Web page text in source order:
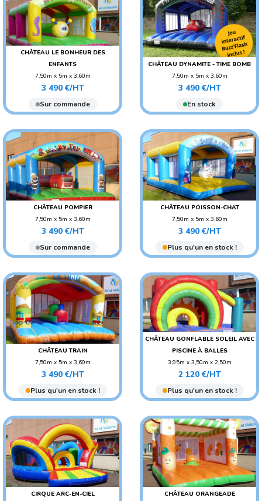
CHÂTEAU LE BONHEUR DES
ENFANTS
7,50m x 5m x 3,60m
POIDS : 180 KG
AGE CONSEILLÉ : ENFANT
Prix
3 490 €/HT
Sur commande
CHÂTEAU DYNAMITE - TIME BOMB
7,50m x 5m x 3,60m
POIDS : 180 KG
AGE CONSEILLÉ :
ADO/ADULTE
Prix
3 490 €/HT
En stock
CHÂTEAU POMPIER
7,50m x 5m x 3,60m
POIDS : 180 KG
AGE CONSEILLÉ : ENFANT
Prix
3 490 €/HT
Sur commande
CHÂTEAU POISSON-CHAT
7,50m x 5m x 3,60m
POIDS : 180 KG
AGE CONSEILLÉ : ENFANT
Prix
3 490 €/HT
Plus qu'un en stock !
CHÂTEAU TRAIN
7,50m x 5m x 3,60m
POIDS : 180 KG
AGE CONSEILLÉ : ENFANT
Prix
3 490 €/HT
Plus qu'un en stock !
CHÂTEAU GONFLABLE SOLEIL AVEC
PISCINE À BALLES
3,95m x 3,50m x 2,50m
POIDS : 80 KG
AGE CONSEILLÉ : ENFANT
Prix
2 120 €/HT
Plus qu'un en stock !
CIRQUE ARC-EN-CIEL
CHÂTEAU ORANGEADE